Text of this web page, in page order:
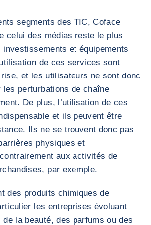
segments des TIC, Coface
celui des médias reste le plus
et équipements
de ces services sont
et les utilisateurs ne sont donc
les perturbations de chaîne
De plus, l’utilisation de ces
et ils peuvent être
Ils ne se trouvent donc pas
physiques et
aux activités de
par exemple.
des produits chimiques de
les entreprises évoluant
la beauté, des parfums ou des